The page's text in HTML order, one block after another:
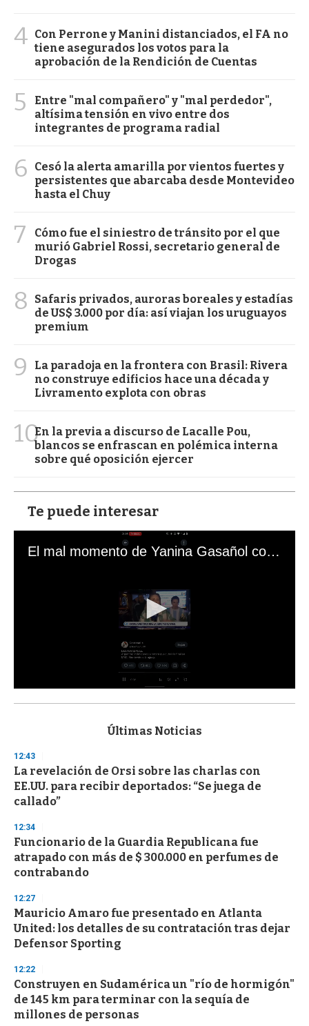
4 Con Perrone y Manini distanciados, el FA no
tiene asegurados los votos para la
aprobación de la Rendición de Cuentas
5
Entre "mal compañero" y "mal perdedor",
altísima tensión en vivo entre dos
integrantes de programa radial
6
Cesó la alerta amarilla por vientos fuertes y
persistentes que abarcaba desde Montevideo
hasta el Chuy
7
Cómo fue el siniestro de tránsito por el que
murió Gabriel Rossi, secretario general de
Drogas
8
Safaris privados, auroras boreales y estadías
de US$ 3.000 por día: así viajan los uruguayos
premium
9
La paradoja en la frontera con Brasil: Rivera
no construye edificios hace una década y
Livramento explota con obras
10En la previa a discurso de Lacalle Pou,
blancos se enfrascan en polémica interna
sobre qué oposición ejercer
Te puede interesar
El mal momento de Yanina Gasañol con un hincha argentino en "Subrayado"
s
d
s
o
f
3
s
e
c
o
n
Últimas Noticias
12:43
La revelación de Orsi sobre las charlas con
EE.UU. para recibir deportados: “Se juega de
callado”
12:34
Funcionario de la Guardia Republicana fue
atrapado con más de $ 300.000 en perfumes de
contrabando
12:27
Mauricio Amaro fue presentado en Atlanta
United: los detalles de su contratación tras dejar
Defensor Sporting
12:22
Construyen en Sudamérica un "río de hormigón"
de 145 km para terminar con la sequía de
millones de personas